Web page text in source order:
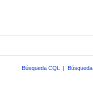
Búsqueda CQL |